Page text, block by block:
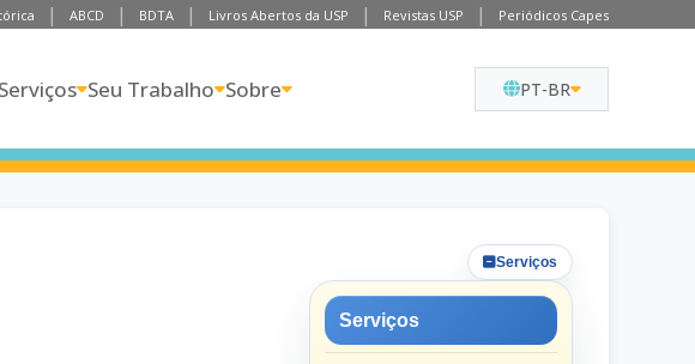
ABCD BDTA Livros Abertos da USP Revistas USP Periódicos Capes
Seu Trabalho Sobre PT-BR
Serviços
Serviços